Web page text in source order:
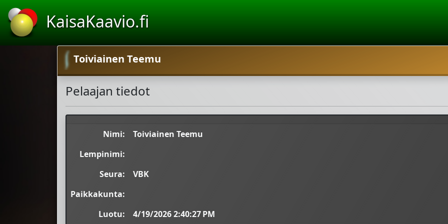
KaisaKaavio.fi
Toiviainen Teemu
Pelaajan tiedot
Nimi:
Toiviainen Teemu
Lempinimi:
Seura:
VBK
Paikkakunta:
Luotu:
4/19/2026 2:40:27 PM